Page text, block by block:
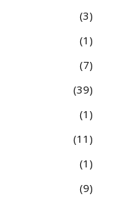
3
1
7
39
1
11
1
9